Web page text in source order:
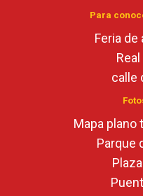
Para
Feria de
calle
Mapa plano
Parque